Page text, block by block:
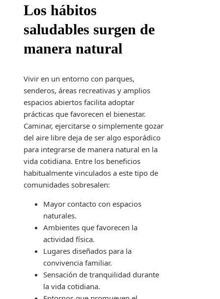
Los hábitos
saludables surgen de
manera natural
Vivir en un entorno con parques,
senderos, áreas recreativas y amplios
espacios abiertos facilita adoptar
prácticas que favorecen el bienestar.
Caminar, ejercitarse o simplemente gozar
del aire libre deja de ser algo esporádico
para integrarse de manera natural en la
vida cotidiana. Entre los beneficios
habitualmente vinculados a este tipo de
comunidades sobresalen:
Mayor contacto con espacios
naturales.
Ambientes que favorecen la
actividad física.
Lugares diseñados para la
convivencia familiar.
Sensación de tranquilidad durante
la vida cotidiana.